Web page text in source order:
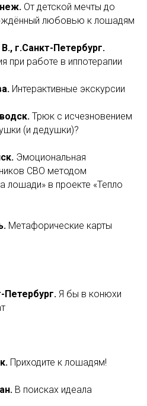
От детской мечты до
любовью к лошадям
г.Санкт-Петербург.
при работе в иппотерапии
Интерактивные экскурсии
Трюк с исчезновением
(и дедушки)?
Эмоциональная
СВО методом
лошади» в проекте «Тепло
Метафорические карты
Петербург. Я бы в конюхи
Приходите к лошадям!
В поисках идеала